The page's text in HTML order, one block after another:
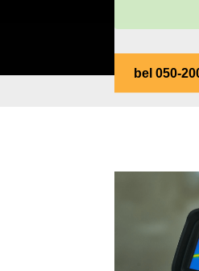
bel 050-